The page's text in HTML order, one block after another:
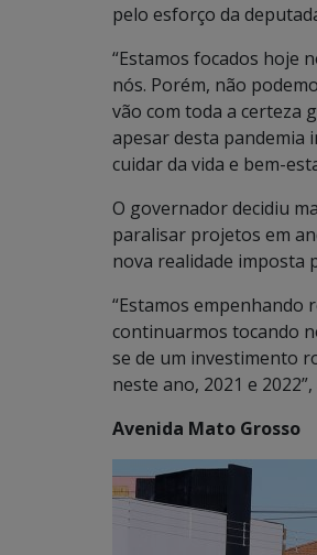
pelo esforço da
“Estamos focados hoje
nós. Porém, não
vão com toda a certeza
apesar desta pandemia
cuidar da vida e bem-
O governador decidiu
paralisar projetos em
nova realidade imposta
“Estamos empenhando
continuarmos tocando
se de um investimento
neste ano, 2021 e
Avenida Mato Grosso